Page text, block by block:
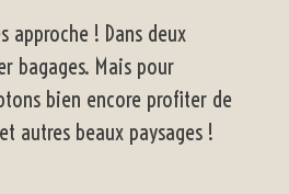
approche ! Dans deux
bagages. Mais pour
bien encore profiter de
autres beaux paysages !